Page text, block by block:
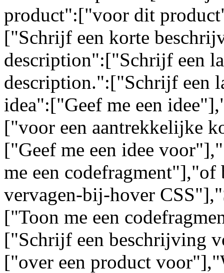
product":["voor dit
["Schrijf een korte
description":["Schrijf een
description.":["Schrijf een
idea":["Geef me een
["voor een aantrekkelijke
["Geef me een idee
me een
vervagen-bij-hover
["Toon me een
["Schrijf een beschrijving
["over een product